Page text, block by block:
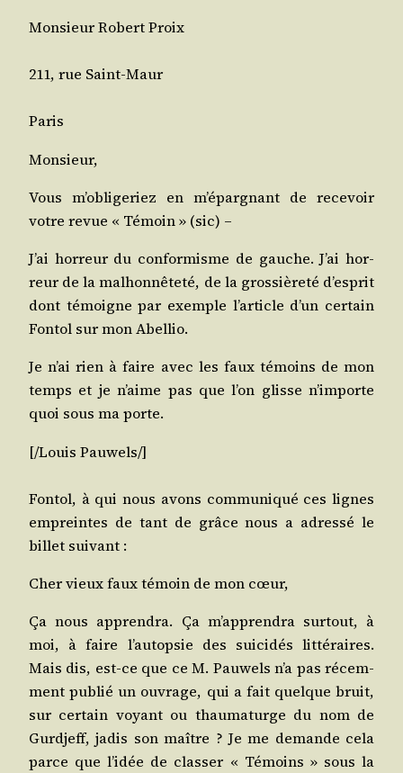
Mon­sieur Robert Proix
211, rue Saint-Maur
Paris
Mon­sieur,
Vous m’obligeriez en m’épargnant de rece­voir
votre revue « Témoin » (sic) –
J’ai hor­reur du confor­misme de gauche. J’ai hor­
reur de la mal­hon­nê­te­té, de la gros­siè­re­té d’esprit
dont témoigne par exemple l’article d’un cer­tain
Fon­tol sur mon Abellio.
Je n’ai rien à faire avec les faux témoins de mon
temps et je n’aime pas que l’on glisse n’importe
quoi sous ma porte.
[/​Louis Pau­wels/​]
Fon­tol, à qui nous avons com­mu­ni­qué ces lignes
empreintes de tant de grâce nous a adres­sé le
billet suivant :
Cher vieux faux témoin de mon cœur,
Ça nous appren­dra. Ça m’apprendra sur­tout, à
moi, à faire l’autopsie des sui­ci­dés lit­té­raires.
Mais dis, est-ce que ce M. Pau­wels n’a pas récem­
ment publié un ouvrage, qui a fait quelque bruit,
sur cer­tain voyant ou thau­ma­turge du nom de
Gurd­jeff, jadis son maître ? Je me demande cela
parce que l’idée de clas­ser « Témoins » sous la